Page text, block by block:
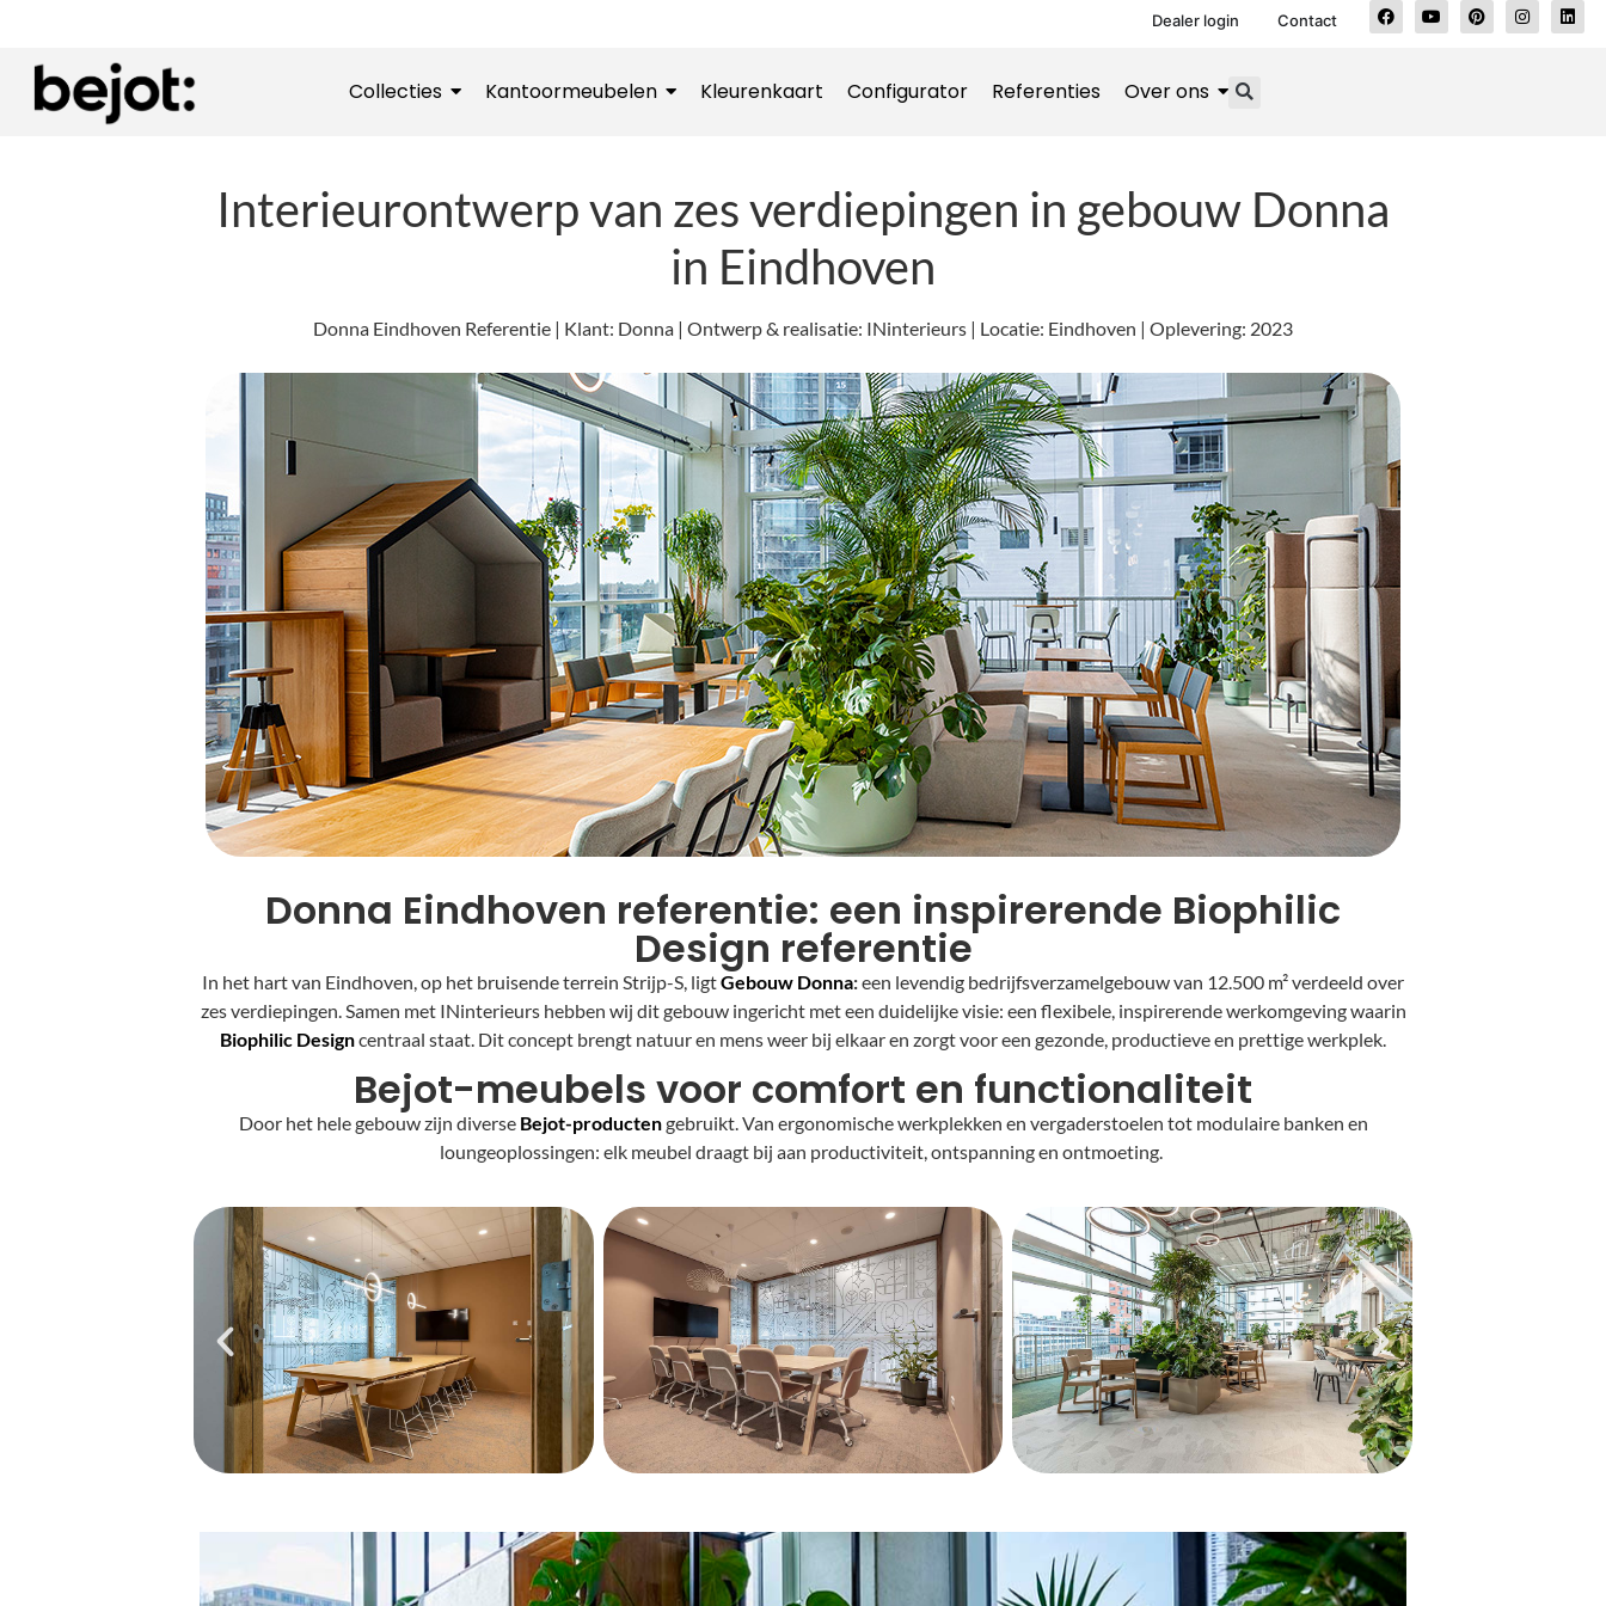
Dealer login Contact
Collecties Kantoormeubelen Kleurenkaart Configurator Referenties Over ons
Interieurontwerp van zes verdiepingen in gebouw Donna
in Eindhoven
Donna Eindhoven Referentie | Klant: Donna | Ontwerp & realisatie: INinterieurs | Locatie: Eindhoven | Oplevering: 2023
Donna Eindhoven referentie: een inspirerende Biophilic
Design referentie
In het hart van Eindhoven, op het bruisende terrein Strijp-S, ligtGebouw Donna:een levendig bedrijfsverzamelgebouw van 12.500 m² verdeeld over
zes verdiepingen. Samen met INinterieurs hebben wij dit gebouw ingericht met een duidelijke visie: een flexibele, inspirerende werkomgeving waarin
Biophilic Designcentraal staat. Dit concept brengt natuur en mens weer bij elkaar en zorgt voor een gezonde, productieve en prettige werkplek.
Bejot-meubels voor comfort en functionaliteit
Door het hele gebouw zijn diverse Bejot-productengebruikt. Van ergonomische werkplekken en vergaderstoelen tot modulaire banken en
loungeoplossingen: elk meubel draagt bij aan productiviteit, ontspanning en ontmoeting.